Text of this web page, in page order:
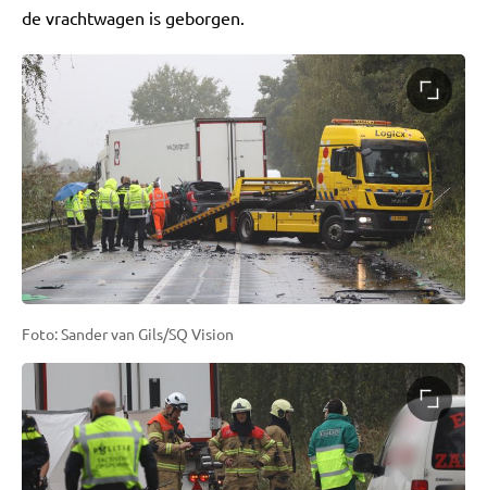
de vrachtwagen is geborgen.
Foto: Sander van Gils/SQ Vision